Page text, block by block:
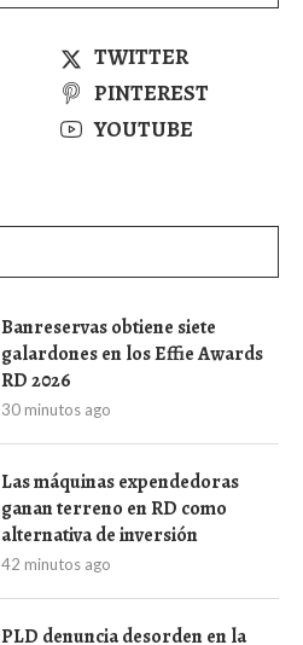
TWITTER
PINTEREST
YOUTUBE
Banreservas obtiene siete
galardones en los Effie Awards
RD 2026
30 minutos ago
Las máquinas expendedoras
ganan terreno en RD como
alternativa de inversión
42 minutos ago
PLD denuncia desorden en la